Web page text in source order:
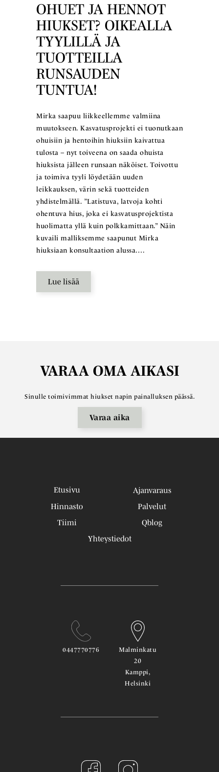
OHUET JA HENNOT
HIUKSET? OIKEALLA
TYYLILLÄ JA
TUOTTEILLA
RUNSAUDEN
TUNTUA!
Mirka saapuu liikkeellemme valmiina
muutokseen. Kasvatusprojekti ei tuonutkaan
ohuisiin ja hentoihin hiuksiin kaivattua
tulosta – nyt toiveena on saada ohuista
hiuksista jälleen runsaan näköiset. Toivottu
ja toimiva tyyli löydetään uuden
leikkauksen, värin sekä tuotteiden
yhdistelmällä. ”Latistuva, latvoja kohti
ohentuva hius, joka ei kasvatusprojektista
huolimatta yllä kuin polkkamittaan.” Näin
kuvaili malliksemme saapunut Mirka
hiuksiaan konsultaation alussa….
Lue lisää
VARAA OMA AIKASI
Sinulle toimivimmat hiukset napin painalluksen päässä.
Varaa aika
Etusivu
Ajanvaraus
Hinnasto
Palvelut
Tiimi
Qblog
Yhteystiedot
0447770776
Malminkatu
20
Kamppi,
Helsinki